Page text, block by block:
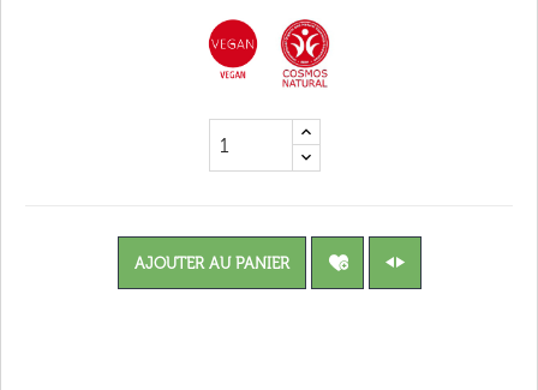
AJOUTER AU PANIER